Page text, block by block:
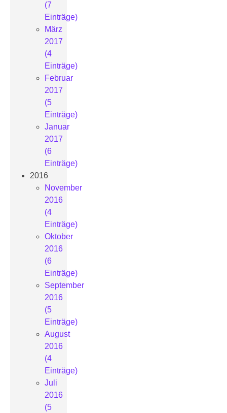
(7
Einträge)
März
2017
(4
Einträge)
Februar
2017
(5
Einträge)
Januar
2017
(6
Einträge)
2016
November
2016
(4
Einträge)
Oktober
2016
(6
Einträge)
September
2016
(5
Einträge)
August
2016
(4
Einträge)
Juli
2016
(5